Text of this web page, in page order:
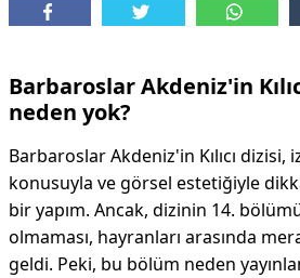
Barbaroslar Akdeniz'in
neden yok?
Barbaroslar Akdeniz'in Kılıcı dizisi,
konusuyla ve görsel estetiğiyle
bir yapım. Ancak, dizinin 14.
olmaması, hayranları arasında
geldi. Peki, bu bölüm neden